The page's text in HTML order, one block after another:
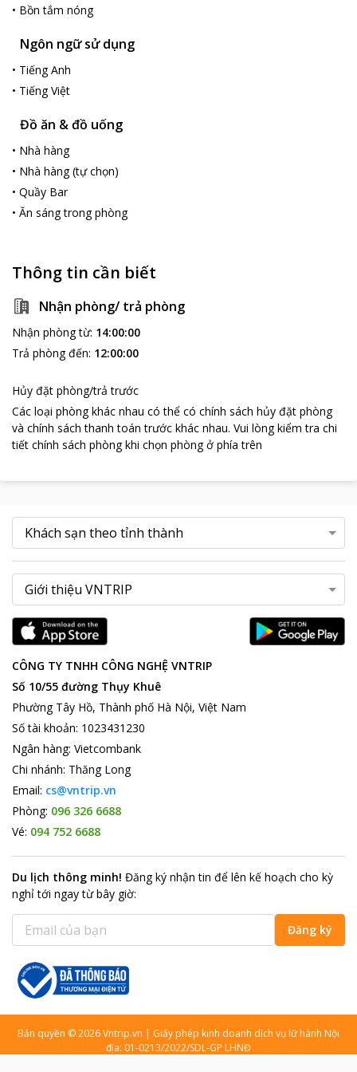
• Bồn tắm nóng
Ngôn ngữ sử dụng
• Tiếng Anh
• Tiếng Việt
Đồ ăn & đồ uống
• Nhà hàng
• Nhà hàng (tự chọn)
• Quầy Bar
• Ăn sáng trong phòng
Thông tin cần biết
Nhận phòng/ trả phòng
Nhận phòng từ: 14:00:00
Trả phòng đến: 12:00:00
Hủy đặt phòng/trả trước
Các loại phòng khác nhau có thể có chính sách hủy đặt phòng
và chính sách thanh toán trước khác nhau. Vui lòng kiểm tra chi
tiết chính sách phòng khi chọn phòng ở phía trên
CÔNG TY TNHH CÔNG NGHỆ VNTRIP
Số 10/55 đường Thụy Khuê
Phường Tây Hồ, Thành phố Hà Nội, Việt Nam
Số tài khoản: 1023431230
Ngân hàng: Vietcombank
Chi nhánh: Thăng Long
Email: cs@vntrip.vn
Phòng: 096 326 6688
Vé: 094 752 6688
Du lịch thông minh! Đăng ký nhận tin để lên kế hoạch cho kỳ
nghỉ tới ngay từ bây giờ:
Đăng ký
Bản quyền ©2026Vntrip.vn | Giấy phép kinh doanh dịch vụ lữ hành Nội
địa: 01-0213/2022/SDL-GP LHNĐ